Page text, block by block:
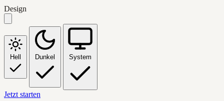
Design
Hell Dunkel System
Jetzt starten